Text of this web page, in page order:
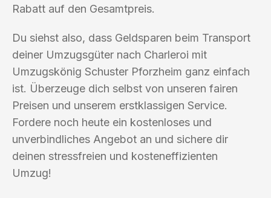
Rabatt auf den Gesamtpreis.
Du siehst also, dass Geldsparen beim Transport
deiner Umzugsgüter nach Charleroi mit
Umzugskönig Schuster Pforzheim ganz einfach
ist. Überzeuge dich selbst von unseren fairen
Preisen und unserem erstklassigen Service.
Fordere noch heute ein kostenloses und
unverbindliches Angebot an und sichere dir
deinen stressfreien und kosteneffizienten
Umzug!